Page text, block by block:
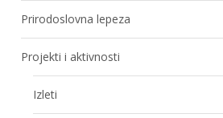
Prirodoslovna lepeza
Projekti i aktivnosti
Izleti